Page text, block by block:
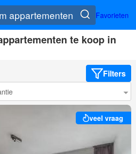
Favorieten
te koop in
Filters
veel vraag